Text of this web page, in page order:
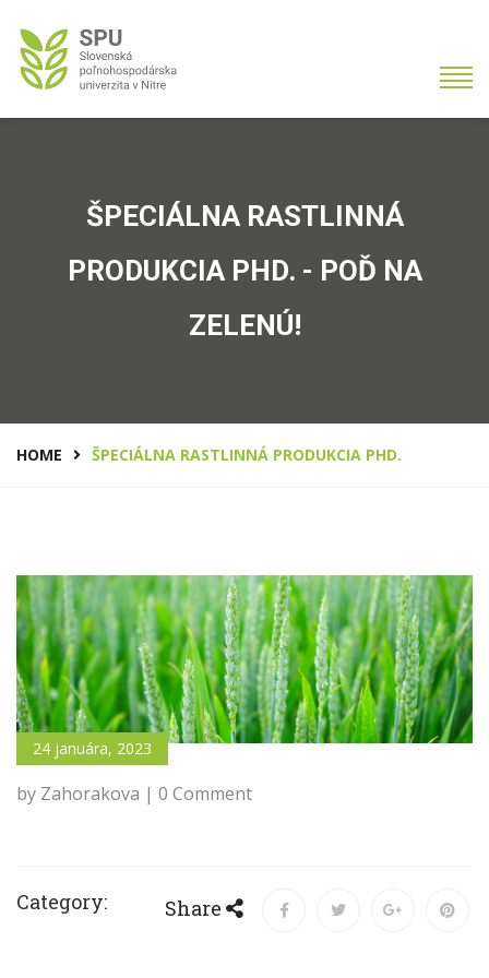
ŠPECIÁLNA RASTLINNÁ
PRODUKCIA PHD. - POĎ NA
ZELENÚ!
HOME ŠPECIÁLNA RASTLINNÁ PRODUKCIA PHD.
24 januára, 2023
by Zahorakova | 0 Comment
Category: Share